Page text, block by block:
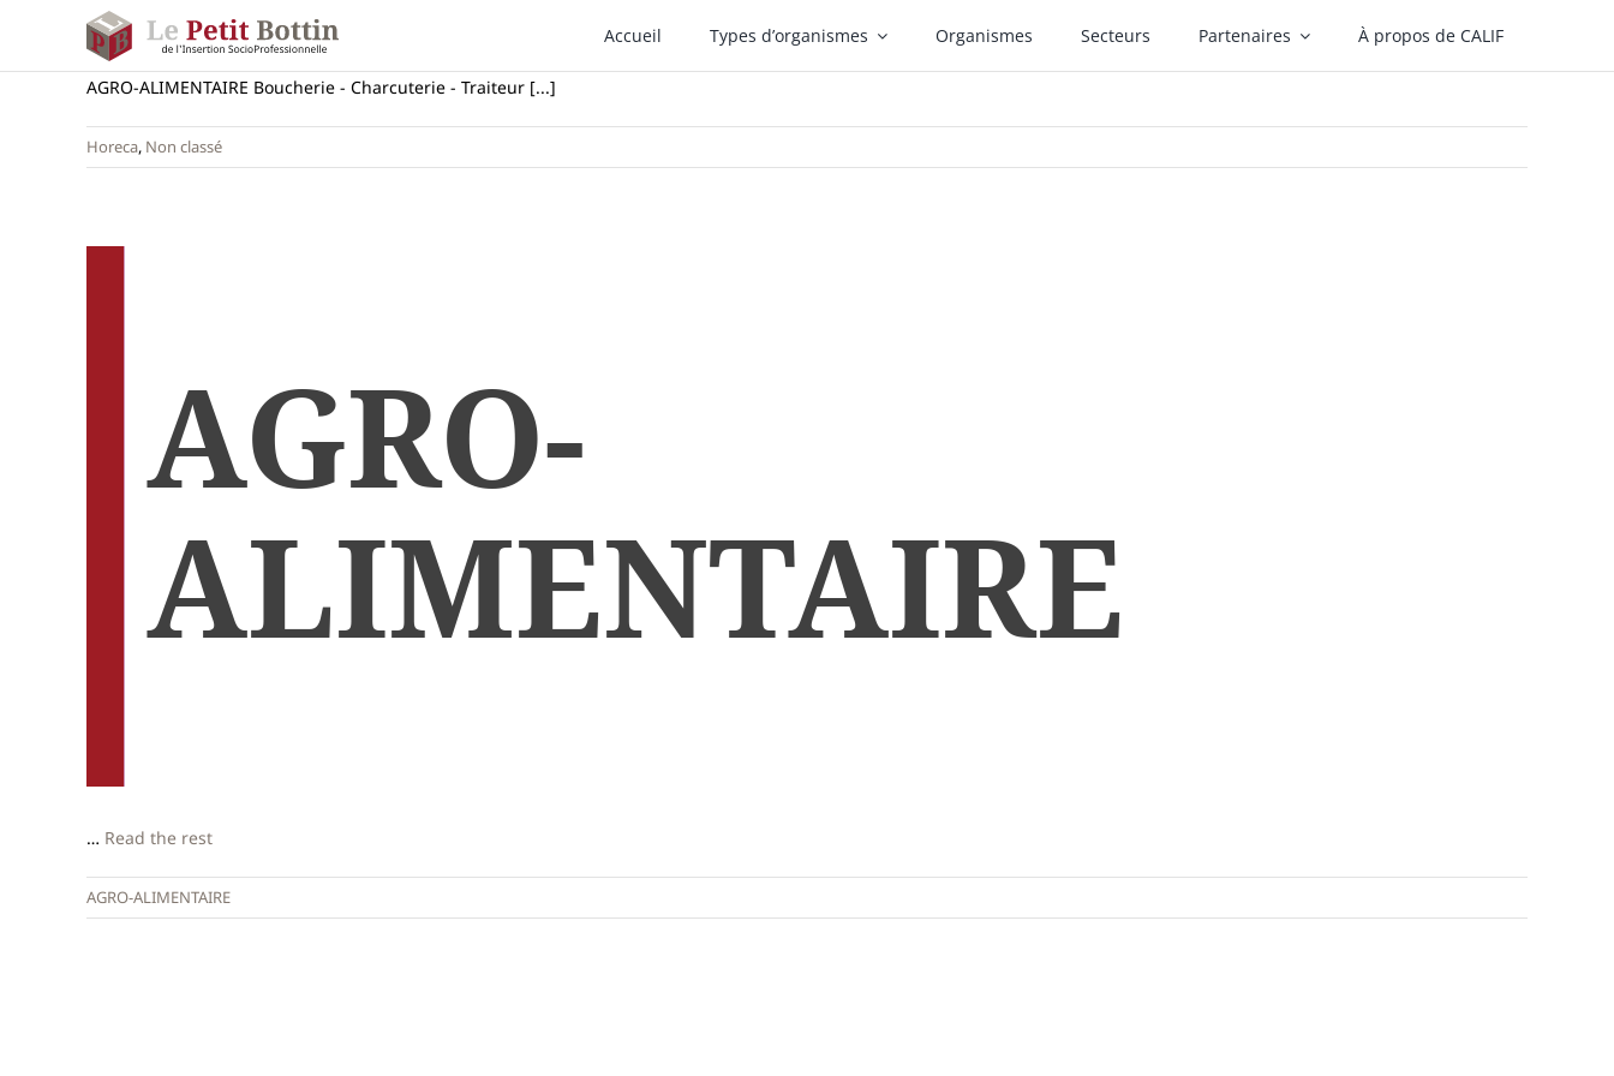
contenu
Accueil Types d’organismes Organismes Secteurs Partenaires À propos de CALIF
AGRO-ALIMENTAIRE Boucherie - Charcuterie - Traiteur [...]
Horeca, Non classé
… Read the rest
AGRO-ALIMENTAIRE